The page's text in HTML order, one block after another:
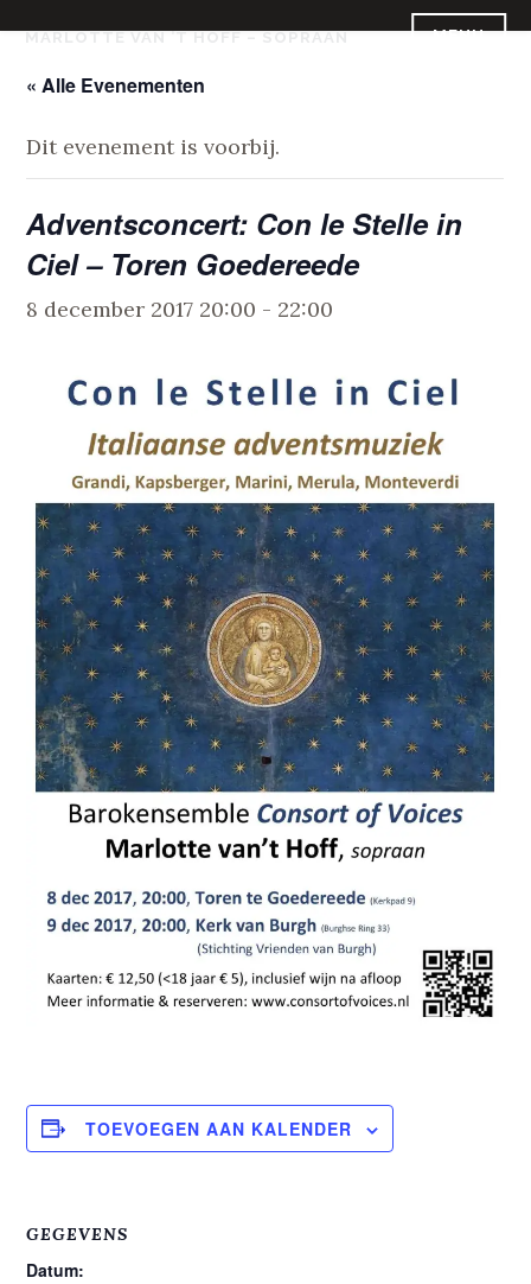
content
MENU
« Alle Evenementen
Dit evenement is voorbij.
Adventsconcert: Con le Stelle in
Ciel – Toren Goedereede
8 december 2017 20:00 - 22:00
TOEVOEGEN AAN KALENDER
GEGEVENS
Datum: